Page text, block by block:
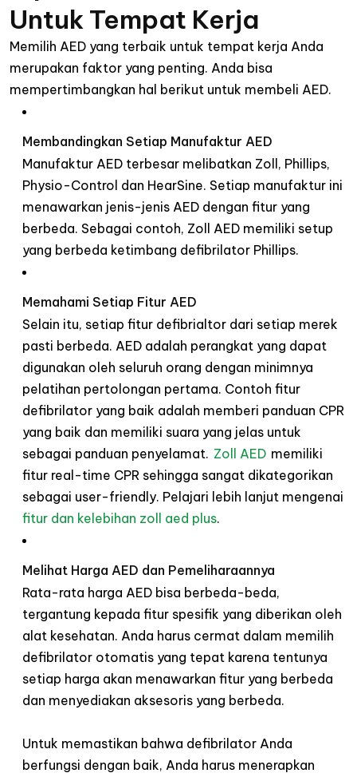
Untuk Tempat Kerja
Memilih AED yang terbaik untuk tempat kerja Anda
merupakan faktor yang penting. Anda bisa
mempertimbangkan hal berikut untuk membeli AED.
Membandingkan Setiap Manufaktur AED
Manufaktur AED terbesar melibatkan Zoll, Phillips,
Physio-Control dan HearSine. Setiap manufaktur ini
menawarkan jenis-jenis AED dengan fitur yang
berbeda. Sebagai contoh, Zoll AED memiliki setup
yang berbeda ketimbang defibrilator Phillips.
Memahami Setiap Fitur AED
Selain itu, setiap fitur defibrialtor dari setiap merek
pasti berbeda. AED adalah perangkat yang dapat
digunakan oleh seluruh orang dengan minimnya
pelatihan pertolongan pertama. Contoh fitur
defibrilator yang baik adalah memberi panduan CPR
yang baik dan memiliki suara yang jelas untuk
sebagai panduan penyelamat. Zoll AED memiliki
fitur real-time CPR sehingga sangat dikategorikan
sebagai user-friendly. Pelajari lebih lanjut mengenai
fitur dan kelebihan zoll aed plus.
Melihat Harga AED dan Pemeliharaannya
Rata-rata harga AED bisa berbeda-beda,
tergantung kepada fitur spesifik yang diberikan oleh
alat kesehatan. Anda harus cermat dalam memilih
defibrilator otomatis yang tepat karena tentunya
setiap harga akan menawarkan fitur yang berbeda
dan menyediakan aksesoris yang berbeda.
Untuk memastikan bahwa defibrilator Anda
berfungsi dengan baik, Anda harus menerapkan